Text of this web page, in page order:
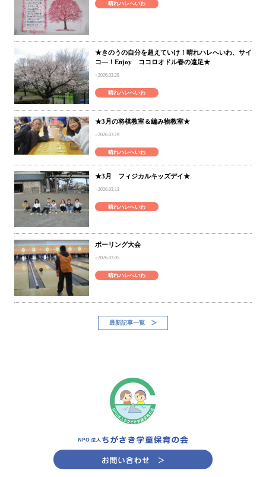
晴れハレへいわ
★きのうの自分を超えていけ！晴れハレへいわ、サイ
コ―！Enjoy ココロオドル春の遠足★
2026.03.28
晴れハレへいわ
★3月の将棋教室＆編み物教室★
2026.03.19
晴れハレへいわ
★3月 フィジカルキッズデイ★
2026.03.13
晴れハレへいわ
ボーリング大会
2026.03.05
晴れハレへいわ
最新記事一覧